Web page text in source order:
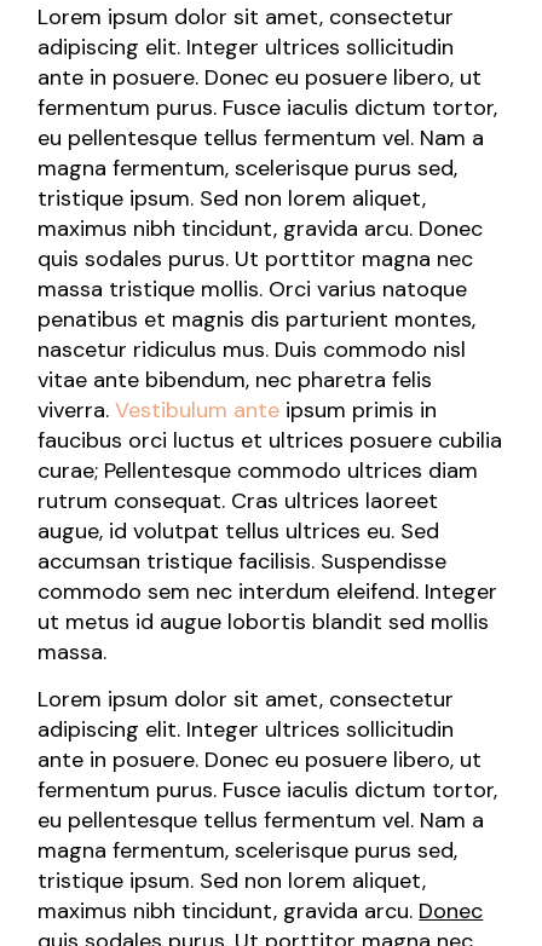
Lorem ipsum dolor sit amet, consectetur
adipiscing elit. Integer ultrices sollicitudin
ante in posuere. Donec eu posuere libero, ut
fermentum purus. Fusce iaculis dictum tortor,
eu pellentesque tellus fermentum vel. Nam a
magna fermentum, scelerisque purus sed,
tristique ipsum. Sed non lorem aliquet,
maximus nibh tincidunt, gravida arcu. Donec
quis sodales purus. Ut porttitor magna nec
massa tristique mollis. Orci varius natoque
penatibus et magnis dis parturient montes,
nascetur ridiculus mus. Duis commodo nisl
vitae ante bibendum, nec pharetra felis
viverra.Vestibulum ante ipsum primis in
faucibus orci luctus et ultrices posuere cubilia
curae; Pellentesque commodo ultrices diam
rutrum consequat. Cras ultrices laoreet
augue, id volutpat tellus ultrices eu. Sed
accumsan tristique facilisis. Suspendisse
commodo sem nec interdum eleifend. Integer
ut metus id augue lobortis blandit sed mollis
massa.
Lorem ipsum dolor sit amet, consectetur
adipiscing elit. Integer ultrices sollicitudin
ante in posuere. Donec eu posuere libero, ut
fermentum purus. Fusce iaculis dictum tortor,
eu pellentesque tellus fermentum vel. Nam a
magna fermentum, scelerisque purus sed,
tristique ipsum. Sed non lorem aliquet,
maximus nibh tincidunt, gravida arcu. Donec